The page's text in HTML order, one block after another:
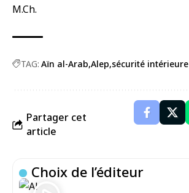
M.Ch.
TAG: Aïn al-Arab Alep sécurité intérieure
Partager cet
article
Choix de l’éditeur